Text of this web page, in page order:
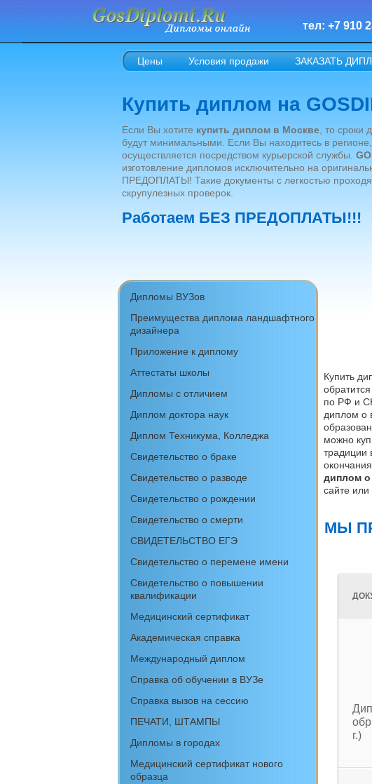
тел: +7 910
Цены Условия продажи ЗАКАЗАТЬ
Купить диплом на
Если Вы хотите купить диплом в Москве , то сроки
будут минимальными. Если Вы находитесь в
осуществляется посредством курьерской службы.
изготовление дипломов исключительно на
ПРЕДОПЛАТЫ! Такие документы с легкостью
скрупулезных проверок.
Работаем БЕЗ ПРЕДОПЛАТЫ!!!
Купить
по РФ и
диплом о
можно
традиции
диплом
сайте
МЫ
г.)
Дипломы ВУЗов
Преимущества диплома ландшафтного
дизайнера
Приложение к диплому
Аттестаты школы
Дипломы с отличием
Диплом доктора наук
Диплом Техникума, Колледжа
Свидетельство о браке
Свидетельство о разводе
Свидетельство о рождении
Свидетельство о смерти
СВИДЕТЕЛЬСТВО ЕГЭ
Свидетельство о перемене имени
Свидетельство о повышении
квалификации
Медицинский сертификат
Академическая справка
Международный диплом
Cправка об обучении в ВУЗе
Справка вызов на сессию
ПЕЧАТИ, ШТАМПЫ
Дипломы в городах
Медицинский сертификат нового
образца